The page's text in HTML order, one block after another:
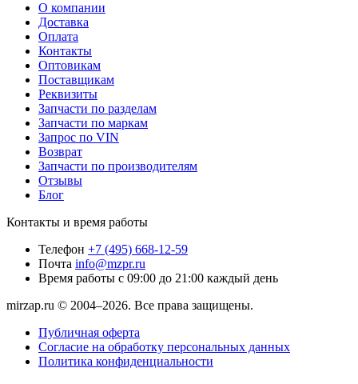
О компании
Доставка
Оплата
Контакты
Оптовикам
Поставщикам
Реквизиты
Запчасти по разделам
Запчасти по маркам
Запрос по VIN
Возврат
Запчасти по производителям
Отзывы
Блог
Контакты и время работы
Телефон +7 (495) 668-12-59
Почта info@mzpr.ru
Время работы с 09:00 до 21:00 каждый день
mirzap.ru © 2004–2026. Все права защищены.
Публичная оферта
Согласие на обработку персональных данных
Политика конфиденциальности